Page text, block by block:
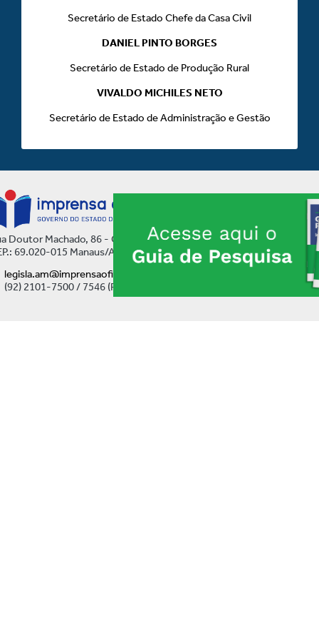
Secretário de Estado Chefe da Casa Civil
DANIEL PINTO BORGES
Secretário de Estado de Produção Rural
VIVALDO MICHILES NETO
Secretário de Estado de Administração e Gestão
Doutor Machado, 86 - Centro
69.020-015 Manaus/AM
legisla.am@imprensaoficial.am.gov.br
(92) 2101-7500 / 7546 (Ramal)